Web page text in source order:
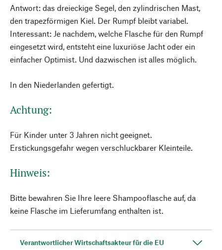
Antwort: das dreieckige Segel, den zylindrischen Mast,
den trapezförmigen Kiel. Der Rumpf bleibt variabel.
Interessant: Je nachdem, welche Flasche für den Rumpf
eingesetzt wird, entsteht eine luxuriöse Jacht oder ein
einfacher Optimist. Und dazwischen ist alles möglich.
In den Niederlanden gefertigt.
Achtung:
Für Kinder unter 3 Jahren nicht geeignet.
Erstickungsgefahr wegen verschluckbarer Kleinteile.
Hinweis:
Bitte bewahren Sie Ihre leere Shampooflasche auf, da
keine Flasche im Lieferumfang enthalten ist.
Verantwortlicher Wirtschaftsakteur für die EU